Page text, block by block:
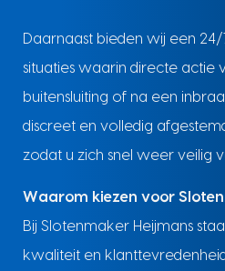
Daarnaast bieden wij een
situaties waarin directe actie
buitensluiting of na een
discreet en volledig
zodat u zich snel weer veilig
Waarom kiezen voor
Bij Slotenmaker Heijmans
kwaliteit en